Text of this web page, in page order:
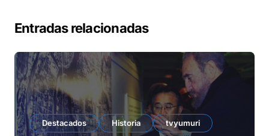
Entradas relacionadas
Destacados Historia tvyumuri